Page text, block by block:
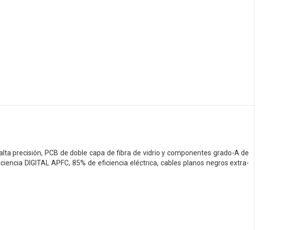
precisión, PCB de doble capa de fibra de vidrio y componentes grado-A de
DIGITAL APFC, 85% de eficiencia eléctrica, cables planos negros extra-